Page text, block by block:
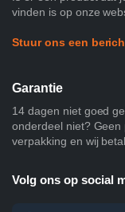
vinden is op onze
Stuur ons een
Garantie
14 dagen niet goed
onderdeel niet?
verpakking en wij
Volg ons op social